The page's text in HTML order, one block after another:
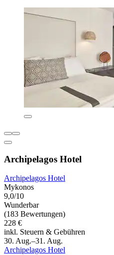
Archipelagos Hotel
Archipelagos Hotel
Mykonos
9,0/10
Wunderbar
(183 Bewertungen)
228 €
inkl. Steuern & Gebühren
30. Aug.–31. Aug.
Archipelagos Hotel